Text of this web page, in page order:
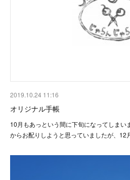
2019.10.24 11:16
オリジナル手帳
10月もあっという間に下旬になってしまい
からお配りしようと思っていましたが、